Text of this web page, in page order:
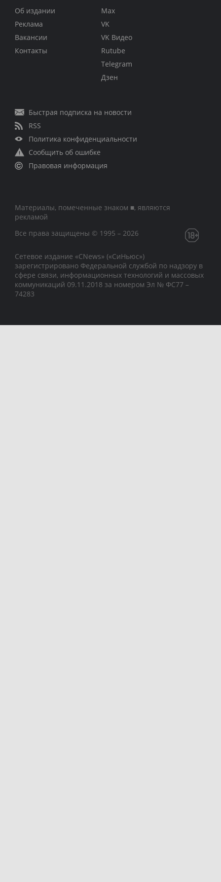
Об издании
Реклама
Вакансии
Контакты
Max
VK
VK Видео
Rutube
Telegram
Дзен
Быстрая подписка на новости
RSS
Политика конфиденциальности
Сообщить об ошибке
Правовая информация
Материалы, помеченные знаком ■, являются
рекламой
Все права защищены © 1995 – 2026
Сетевое издание «CNews» («СиНьюс»)
зарегистрировано Федеральной службой по надзору в
сфере связи, информационных технологий и массовых
коммуникаций 09.11.2018 за номером Эл № ФС77 –
74283